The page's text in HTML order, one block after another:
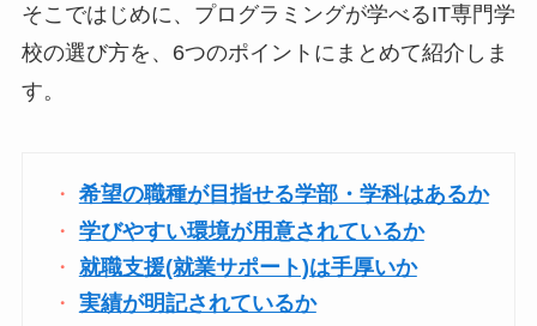
そこではじめに、プログラミングが学べるIT専門学
校の選び方を、6つのポイントにまとめて紹介しま
す。
希望の職種が目指せる学部・学科はあるか
学びやすい環境が用意されているか
就職支援(就業サポート)は手厚いか
実績が明記されているか